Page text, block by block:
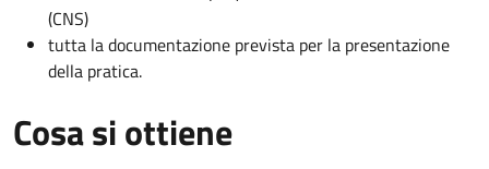
(CNS)
tutta la documentazione prevista per la presentazione
della pratica.
Cosa si ottiene